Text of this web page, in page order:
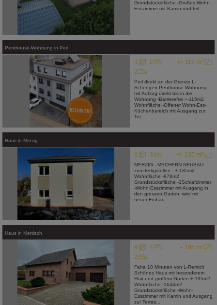
Grundstücksfläche -Großes Wohn-
Esszimmer mit Kamin und teil ...
Penthouse-Wohnung in Perl
+/- 115 m²
3
2
2
Perl direkt an der Grenze L-
Schengen Penthouse Wohnung
mit Aufzug direkt bis in die
Wohnung -Barrierefrei +-115m2
Wohnfläche -Offener Wohn-Ess-
Küchenbereich mit Ausgang zur
Ter...
Haus in Merzig
+/- 135 m²
6 3
MERZIG - MECHERN NEUBAU
zum fertigstellen - +-135m2
Wohnfläche -978m2
Grundstücksfläche -3Schlafzimmer
-Wohn-Esszimmer mit Ausgang in
den grossen Garten -wird mit
neuer Einbau...
Haus in Mettlach
+/- 195 m²
9
4
2
Faha 10 Minuten von L-Remich
Schönes Haus mit besonderem
Flair und großem Garten +-195m2
Wohnfläche -1644m2
Grundstücksfläche -Wohn-
Esszimmer mit Kamin und Ausgang
zur Terras...